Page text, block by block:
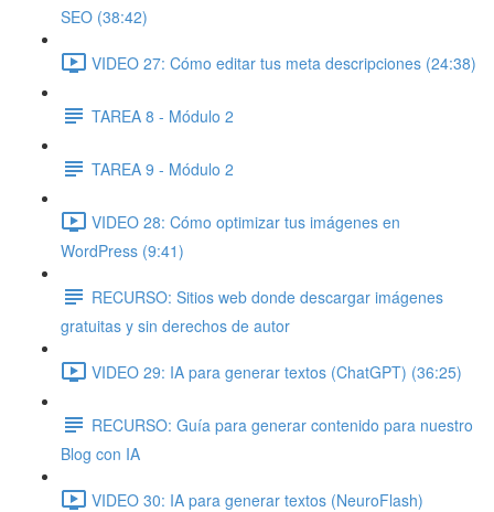
SEO (38:42)
VIDEO 27: Cómo editar tus meta descripciones (24:38)
TAREA 8 - Módulo 2
TAREA 9 - Módulo 2
VIDEO 28: Cómo optimizar tus imágenes en
WordPress (9:41)
RECURSO: Sitios web donde descargar imágenes
gratuitas y sin derechos de autor
VIDEO 29: IA para generar textos (ChatGPT) (36:25)
RECURSO: Guía para generar contenido para nuestro
Blog con IA
VIDEO 30: IA para generar textos (NeuroFlash)